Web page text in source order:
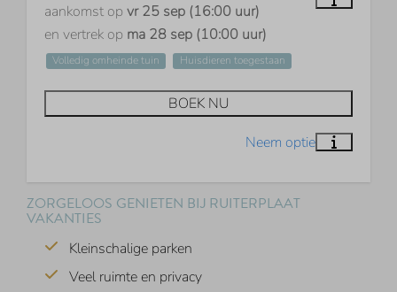
aankomst op vr 25 sep (16:00 uur)
en vertrek op ma 28 sep (10:00 uur)
Volledig omheinde tuin Huisdieren toegestaan
BOEK NU
ZORGELOOS GENIETEN BIJ RUITERPLAAT
VAKANTIES
Kleinschalige parken
Veel ruimte en privacy